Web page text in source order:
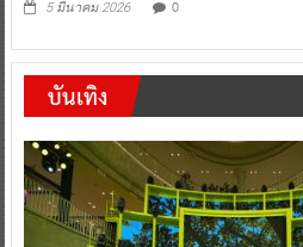
5 มีนาคม 2026 0
บันเทิง